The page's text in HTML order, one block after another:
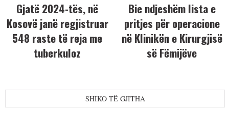
Gjatë 2024-tës, në
Kosovë janë regjistruar
548 raste të reja me
tuberkuloz
Bie ndjeshëm lista e
pritjes për operacione
në Klinikën e Kirurgjisë
së Fëmijëve
SHIKO TË GJITHA